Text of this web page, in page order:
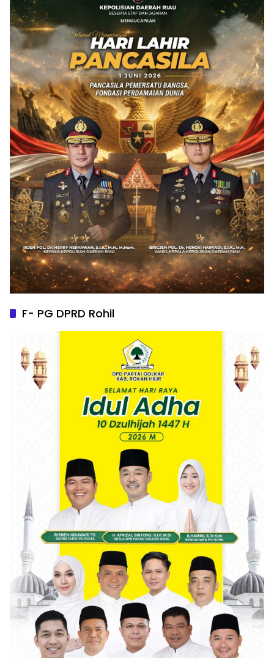
F- PG DPRD Rohil